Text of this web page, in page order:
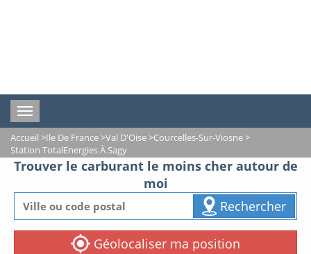
Toggle
navigation
Accueil >Ile De France>Val D'Oise>Courcelles-Sur-Viosne>
Station TotalEnergies À Sagy
Trouver le carburant le moins cher autour de
moi
Rechercher
Géolocaliser ma position